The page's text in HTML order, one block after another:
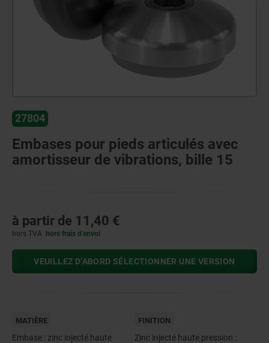
27804
Embases pour pieds articulés avec
amortisseur de vibrations, bille 15
à partir de 11,40 €
hors TVA hors frais d’envoi
VEUILLEZ D’ABORD SÉLECTIONNER UNE VERSION
MATIÈRE
Embase : zinc injecté haute
FINITION
Zinc injecté haute pression :